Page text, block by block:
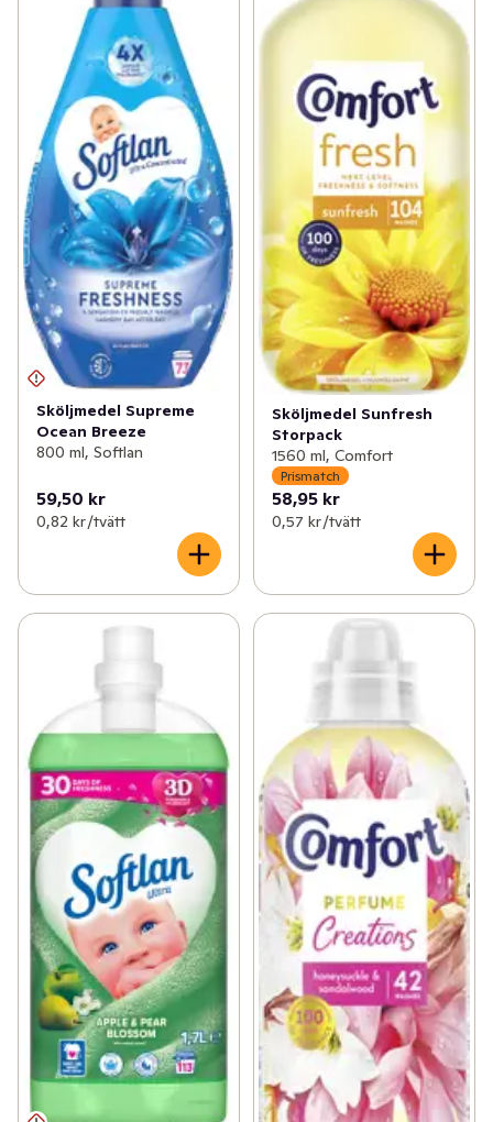
Sköljmedel Supreme
Ocean Breeze
800 ml, Softlan
59,50 kr
0,82 kr /tvätt
Sköljmedel Sunfresh
Storpack
1560 ml, Comfort
Prismatch
58,95 kr
0,57 kr /tvätt